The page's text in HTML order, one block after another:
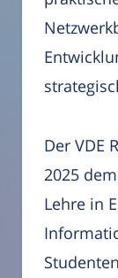
Der VDE
2025
Lehre in